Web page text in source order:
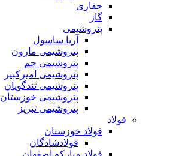
حفاری
گاز
پتروشیمی
آریا ساسول
پتروشیمی مارون
پتروشیمی جم
پتروشیمی امیرکبیر
پتروشیمی تندگویان
پتروشیمی خوزستان
پتروشیمی تبریز
فولاد
فولاد خوزستان
فولادشادگان